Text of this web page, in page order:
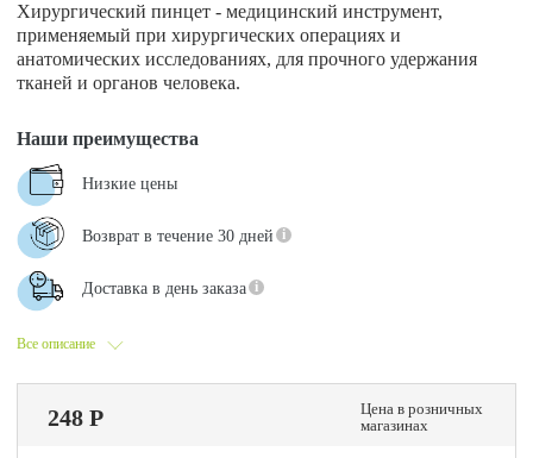
Хирургический пинцет - медицинский инструмент,
применяемый при хирургических операциях и
анатомических исследованиях, для прочного удержания
тканей и органов человека.
Все описание
Наши преимущества
Низкие цены
Возврат в течение 30 дней
Доставка в день заказа
248 Р
Цена в розничных
магазинах